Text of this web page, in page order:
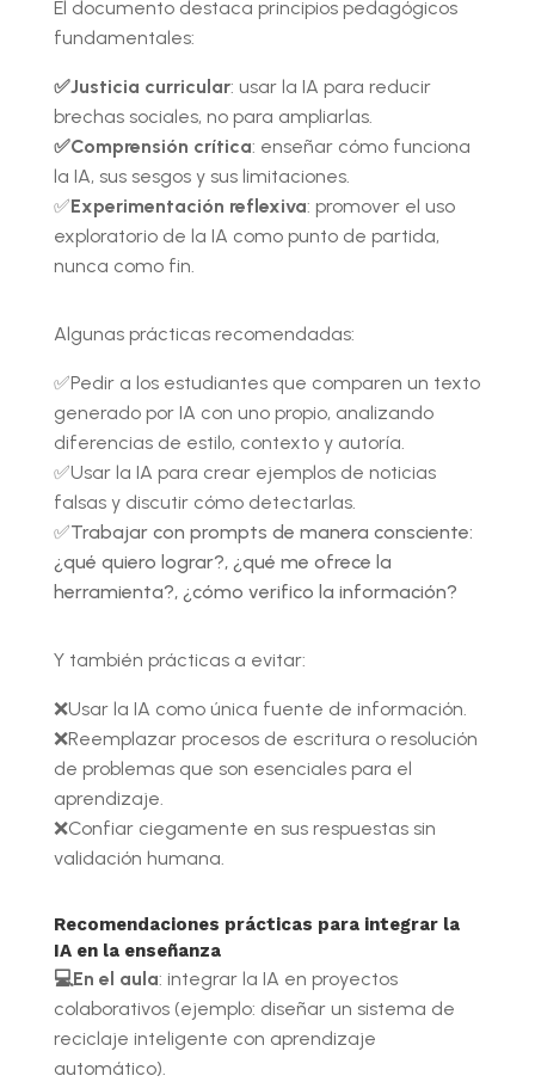
El documento destaca principios pedagógicos
fundamentales:
✅Justicia curricular: usar la IA para reducir
brechas sociales, no para ampliarlas.
✅Comprensión crítica: enseñar cómo funciona
la IA, sus sesgos y sus limitaciones.
✅Experimentación reflexiva: promover el uso
exploratorio de la IA como punto de partida,
nunca como fin.
Algunas prácticas recomendadas:
✅Pedir a los estudiantes que comparen un texto
generado por IA con uno propio, analizando
diferencias de estilo, contexto y autoría.
✅Usar la IA para crear ejemplos de noticias
falsas y discutir cómo detectarlas.
✅Trabajar con prompts de manera consciente:
¿qué quiero lograr?, ¿qué me ofrece la
herramienta?, ¿cómo verifico la información?
Y también prácticas a evitar:
❌Usar la IA como única fuente de información.
❌Reemplazar procesos de escritura o resolución
de problemas que son esenciales para el
aprendizaje.
❌Confiar ciegamente en sus respuestas sin
validación humana.
Recomendaciones prácticas para integrar la
IA en la enseñanza
💻En el aula: integrar la IA en proyectos
colaborativos (ejemplo: diseñar un sistema de
reciclaje inteligente con aprendizaje
automático).